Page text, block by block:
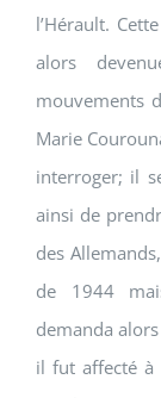
l’Hérault.
alors
mouvements
Marie
interroger; il
ainsi de
des
de 1944
demanda
il fut affecté à